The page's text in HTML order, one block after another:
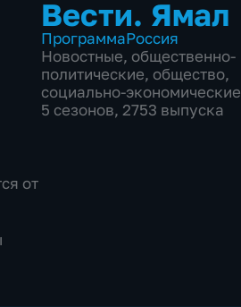
от
Вести. Ямал
ПрограммаРоссия
Новостные, общественно-
политические, общество,
социально-экономические
5 сезонов, 2753 выпуска